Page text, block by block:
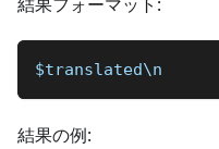
$translated\n
結果の例: